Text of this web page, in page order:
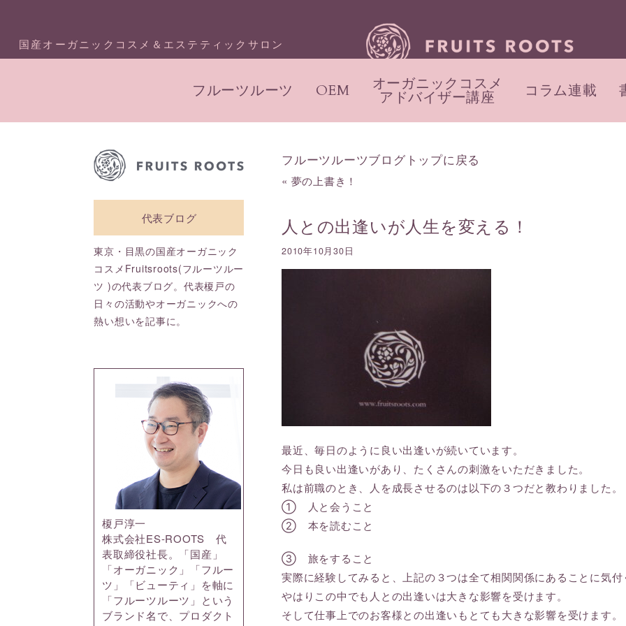
国産オーガニックコスメ＆エステティックサロン
フルーツルーツ OEM オーガニックコスメ
アドバイザー講座 コラム連載
フルーツルーツブログトップに戻る
« 夢の上書き！
人との出逢いが人生を変える！
2010年10月30日
最近、毎日のように良い出逢いが続いています。
今日も良い出逢いがあり、たくさんの刺激をいただきました。
私は前職のとき、人を成長させるのは以下の３つだと教わりました。
① 人と会うこと
② 本を読むこと
③ 旅をすること
実際に経験してみると、上記の３つは全て相関関係にあることに気付
やはりこの中でも人との出逢いは大きな影響を受けます。
そして仕事上でのお客様との出逢いもとても大きな影響を受けます。
代表ブログ
東京・目黒の国産オーガニック
コスメFruitsroots(フルーツルー
ツ )の代表ブログ。代表榎戸の
日々の活動やオーガニックへの
熱い想いを記事に。
榎戸淳一
株式会社ES-ROOTS 代
表取締役社長。「国産」
「オーガニック」「フルー
ツ」「ビューティ」を軸に
「フルーツルーツ」という
ブランド名で、プロダクト